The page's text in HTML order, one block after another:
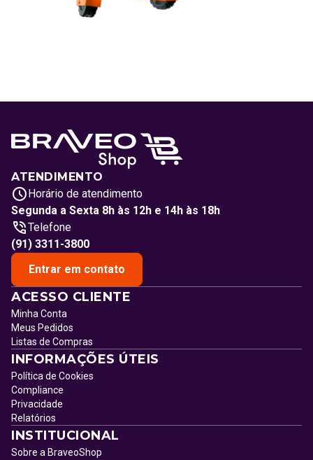
ATENDIMENTO
Horário de atendimento
Segunda a Sexta 8h às 12h e 14h às 18h
Telefone
(91) 3311-3800
Entrar em contato
ACESSO CLIENTE
Minha Conta
Meus Pedidos
Listas de Compras
INFORMAÇÕES ÚTEIS
Política de Cookies
Compliance
Privacidade
Relatórios
INSTITUCIONAL
Sobre a BraveoShop